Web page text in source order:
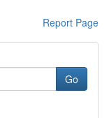
Report Page
Go